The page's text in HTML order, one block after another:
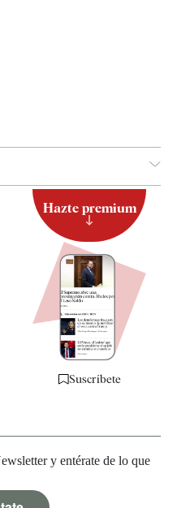
Hazte premium
Suscríbete
y entérate de lo que